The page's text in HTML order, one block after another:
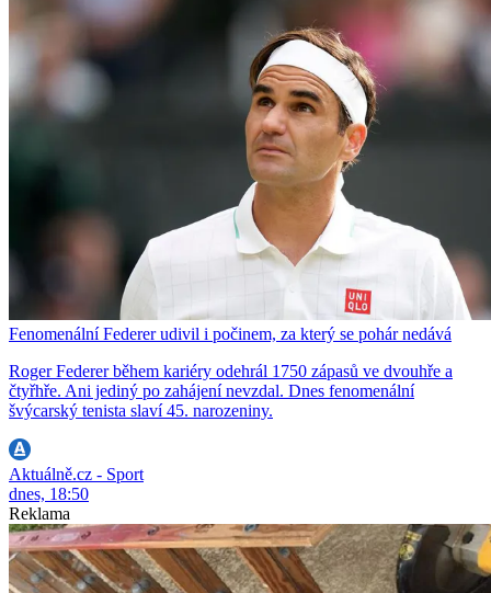
Fenomenální Federer udivil i počinem, za který se pohár nedává
Roger Federer během kariéry odehrál 1750 zápasů ve dvouhře a
čtyřhře. Ani jediný po zahájení nevzdal. Dnes fenomenální
švýcarský tenista slaví 45. narozeniny.
Aktuálně.cz - Sport
dnes, 18:50
Reklama